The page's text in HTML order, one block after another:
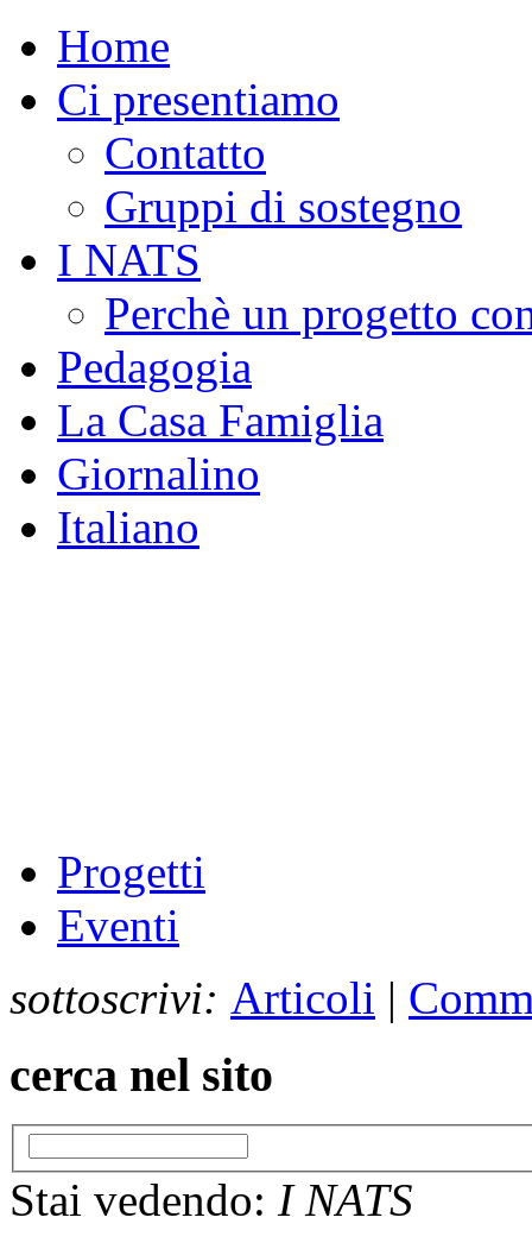
Home
Ci presentiamo
Contatto
Gruppi di sostegno
I NATS
Perchè un progetto
Pedagogia
La Casa Famiglia
Giornalino
Italiano
Progetti
Eventi
sottoscrivi: Articoli |
cerca nel sito
Stai vedendo: I NATS